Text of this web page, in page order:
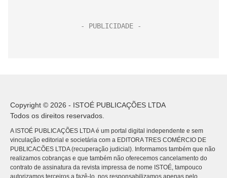
Copyright © 2026 - ISTOÉ PUBLICAÇÕES LTDA
Todos os direitos reservados.
A ISTOÉ PUBLICAÇÕES LTDA é um portal digital independente e sem
vinculação editorial e societária com a EDITORA TRES COMÉRCIO DE
PUBLICACÕES LTDA (recuperação judicial). Informamos também que não
realizamos cobranças e que também não oferecemos cancelamento do
contrato de assinatura da revista impressa de nome ISTOÉ, tampouco
autorizamos terceiros a fazê-lo, nos responsabilizamos apenas pelo